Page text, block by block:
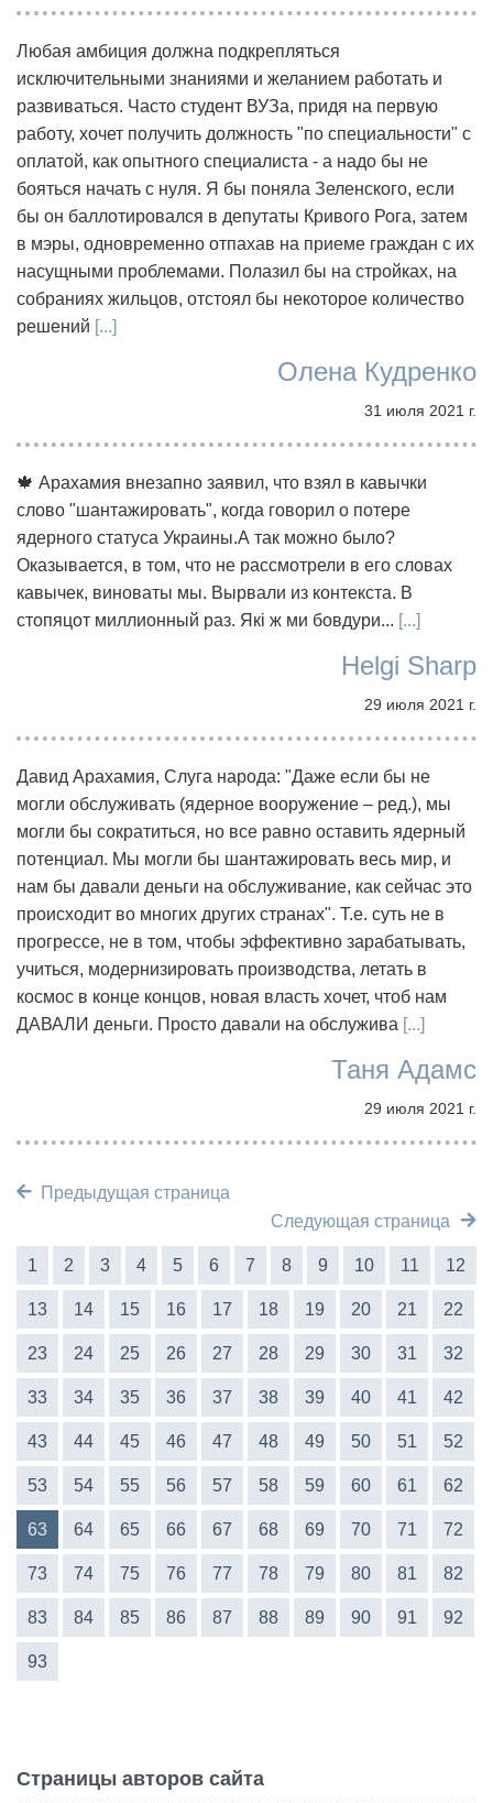
Любая амбиция должна подкрепляться
исключительными знаниями и желанием работать и
развиваться. Часто студент ВУЗа, придя на первую
работу, хочет получить должность "по специальности" с
оплатой, как опытного специалиста - а надо бы не
бояться начать с нуля. Я бы поняла Зеленского, если
бы он баллотировался в депутаты Кривого Рога, затем
в мэры, одновременно отпахав на приеме граждан с их
насущными проблемами. Полазил бы на стройках, на
собраниях жильцов, отстоял бы некоторое количество
решений [...]
Олена Кудренко
31 июля 2021 г.
🍁 Арахамия внезапно заявил, что взял в кавычки
слово "шантажировать", когда говорил о потере
ядерного статуса Украины.А так можно было?
Оказывается, в том, что не рассмотрели в его словах
кавычек, виноваты мы. Вырвали из контекста. В
стопяцот миллионный раз. Які ж ми бовдури... [...]
Helgi Sharp
29 июля 2021 г.
Давид Арахамия, Слуга народа: "Даже если бы не
могли обслуживать (ядерное вооружение – ред.), мы
могли бы сократиться, но все равно оставить ядерный
потенциал. Мы могли бы шантажировать весь мир, и
нам бы давали деньги на обслуживание, как сейчас это
происходит во многих других странах". Т.е. суть не в
прогрессе, не в том, чтобы эффективно зарабатывать,
учиться, модернизировать производства, летать в
космос в конце концов, новая власть хочет, чтоб нам
ДАВАЛИ деньги. Просто давали на обслужива [...]
Таня Адамс
29 июля 2021 г.
Предыдущая страница
Следующая страница
1 2 3 4 5 6 7 8 9 10 11 12
13 14 15 16 17 18 19 20 21 22
23 24 25 26 27 28 29 30 31 32
33 34 35 36 37 38 39 40 41 42
43 44 45 46 47 48 49 50 51 52
53 54 55 56 57 58 59 60 61 62
63 64 65 66 67 68 69 70 71 72
73 74 75 76 77 78 79 80 81 82
83 84 85 86 87 88 89 90 91 92
93
Страницы авторов сайта